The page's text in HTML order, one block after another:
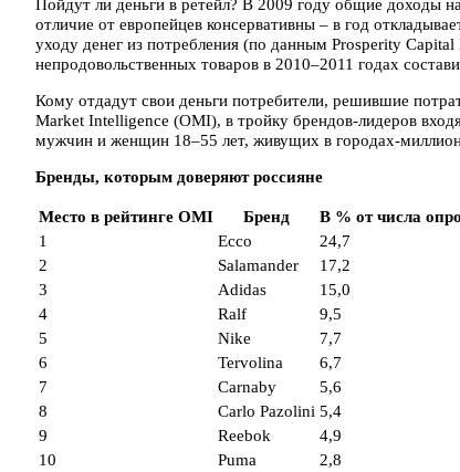
Пойдут ли деньги в ретейл? В 2009 году общие доходы
отличие от европейцев консервативны – в год
уходу денег из потребления (по данным Prosperity
непродовольственных товаров в 2010–2011 годах
Кому отдадут свои деньги потребители, решившие
Market Intelligence (OMI), в тройку брендов-лидеров
мужчин и женщин 18–55 лет, живущих в городах-
Бренды, которым доверяют россияне
Место в рейтинге OMI Бренд
В % от числа
1
Ecco
24,7
2
Salamander
17,2
3
Adidas
15,0
4
Ralf
9,5
5
Nike
7,7
6
Tervolina
6,7
7
Carnaby
5,6
8
Carlo Pazolini 5,4
9
Reebok
4,9
10
Puma
2,8